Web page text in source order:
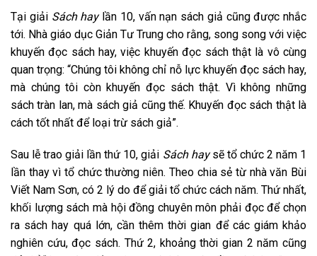
Tại giải Sách haylần 10, vấn nạn sách giả cũng được nhắc
tới. Nhà giáo dục Giản Tư Trung cho rằng, song song với việc
khuyến đọc sách hay, việc khuyến đọc sách thật là vô cùng
quan trọng: “Chúng tôi không chỉ nỗ lực khuyến đọc sách hay,
mà chúng tôi còn khuyến đọc sách thật. Vì không những
sách tràn lan, mà sách giả cũng thế. Khuyến đọc sách thật là
cách tốt nhất để loại trừ sách giả”.
Sau lễ trao giải lần thứ 10, giải Sách haysẽ tổ chức 2 năm 1
lần thay vì tổ chức thường niên. Theo chia sẻ từ nhà văn Bùi
Viết Nam Sơn, có 2 lý do để giải tổ chức cách năm. Thứ nhất,
khối lượng sách mà hội đồng chuyên môn phải đọc để chọn
ra sách hay quá lớn, cần thêm thời gian để các giám khảo
nghiên cứu, đọc sách. Thứ 2, khoảng thời gian 2 năm cũng